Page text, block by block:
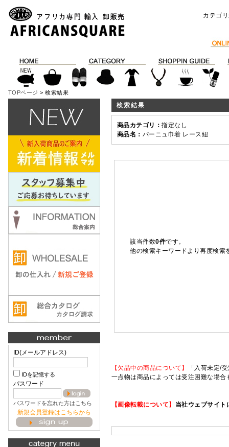
カテゴ
TOPページ > 検索結果
ID(メールアドレス)
IDを記憶する
パスワード
パスワードを忘れた方はこちら
新規会員登録はこちらから
検索結果
商品カテゴリ：指定なし
商品名： パーニュ巾着 レース紐
該当件数0件です。
他の検索キーワードより再度検索
【欠品中の商品について】
「入荷未定/
一点物は商品によっては受注困難な場
【画像転載について】 当社ウェブサイト